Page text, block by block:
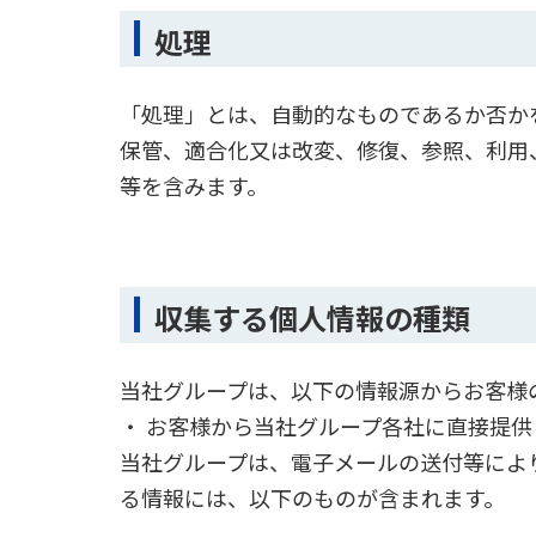
処理
「処理」とは、自動的なものであるか否
保管、適合化又は改変、修復、参照、利
等を含みます。
収集する個人情報の種類
当社グループは、以下の情報源からお客
・ お客様から当社グループ各社に直接提
当社グループは、電子メールの送付等に
る情報には、以下のものが含まれます。